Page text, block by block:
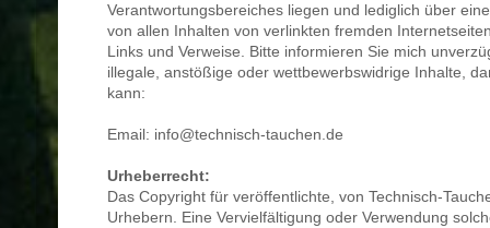
Verantwortungsbereiches liegen und lediglich über
von allen Inhalten von verlinkten fremden
Links und Verweise. Bitte informieren Sie mich
illegale, anstößige oder wettbewerbswidrige Inhalte,
kann:
Email: info@technisch-tauchen.de
Urheberrecht:
Das Copyright für veröffentlichte, von Technisch-
Urhebern. Eine Vervielfältigung oder Verwendung